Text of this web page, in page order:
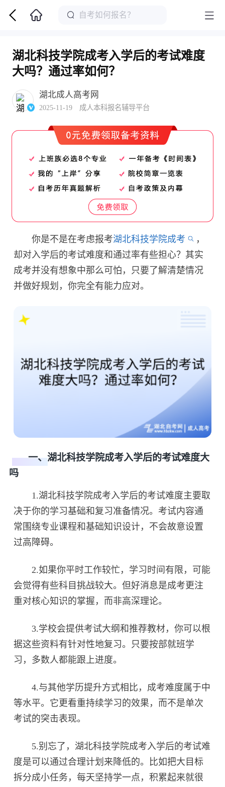
湖北科技学院成考入学后的考试难度
大吗？通过率如何？
湖北成人高考网
2025-11-19 成人本科报名辅导平台
你是不是在考虑报考湖北科技学院成考
，
却对入学后的考试难度和通过率有些担心？其实
成考并没有想象中那么可怕，只要了解清楚情况
并做好规划，你完全有能力应对。
一、湖北科技学院成考入学后的考试难度大
吗
1.湖北科技学院成考入学后的考试难度主要取
决于你的学习基础和复习准备情况。考试内容通
常围绕专业课程和基础知识设计，不会故意设置
过高障碍。
2.如果你平时工作较忙，学习时间有限，可能
会觉得有些科目挑战较大。但好消息是成考更注
重对核心知识的掌握，而非高深理论。
3.学校会提供考试大纲和推荐教材，你可以根
据这些资料有针对性地复习。只要按部就班学
习，多数人都能跟上进度。
4.与其他学历提升方式相比，成考难度属于中
等水平。它更看重持续学习的效果，而不是单次
考试的突击表现。
5.别忘了，湖北科技学院成考入学后的考试难
度是可以通过合理计划来降低的。比如把大目标
拆分成小任务，每天坚持学一点，积累起来就很